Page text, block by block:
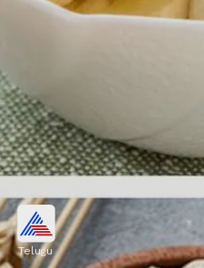
అరటి
అరటి పండ్లు మన
Telugu